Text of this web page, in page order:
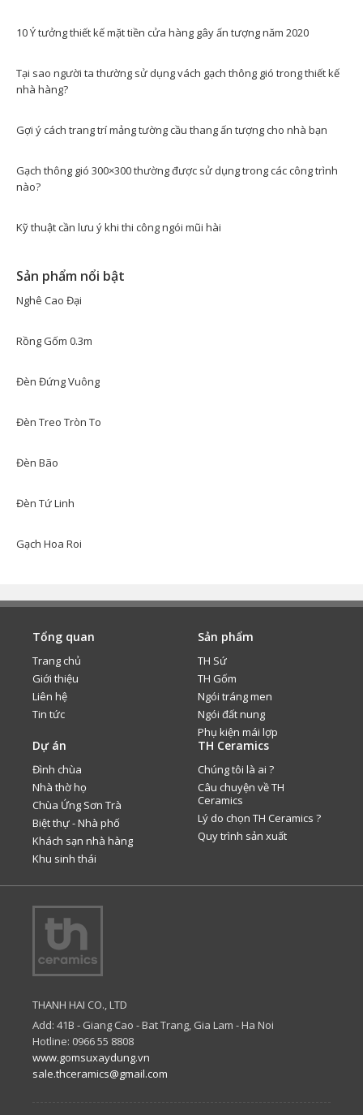
10 Ý tưởng thiết kế mặt tiền cửa hàng gây ấn tượng năm 2020
Tại sao người ta thường sử dụng vách gạch thông gió trong thiết kế
nhà hàng?
Gợi ý cách trang trí mảng tường cầu thang ấn tượng cho nhà bạn
Gạch thông gió 300×300 thường được sử dụng trong các công trình
nào?
Kỹ thuật cần lưu ý khi thi công ngói mũi hài
Sản phẩm nổi bật
Nghê Cao Đại
Rồng Gốm 0.3m
Đèn Đứng Vuông
Đèn Treo Tròn To
Đèn Bão
Đèn Tứ Linh
Gạch Hoa Roi
Tổng quan
Trang chủ
Giới thiệu
Liên hệ
Tin tức
Sản phẩm
TH Sứ
TH Gốm
Ngói tráng men
Ngói đất nung
Phụ kiện mái lợp
Dự án
Đình chùa
Nhà thờ họ
Chùa Ứng Sơn Trà
Biệt thự - Nhà phố
Khách sạn nhà hàng
Khu sinh thái
TH Ceramics
Chúng tôi là ai ?
Câu chuyện về TH
Ceramics
Lý do chọn TH Ceramics ?
Quy trình sản xuất
THANH HAI CO., LTD
Add: 41B - Giang Cao - Bat Trang, Gia Lam - Ha Noi
Hotline: 0966 55 8808
www.gomsuxaydung.vn
sale.thceramics@gmail.com